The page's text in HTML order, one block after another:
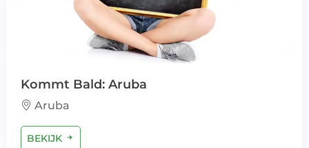
Kommt Bald: Aruba
Aruba
BEKIJK